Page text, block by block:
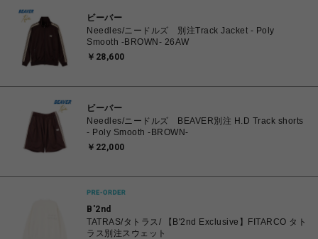
ビーバー
Needles/ニードルズ 別注Track Jacket - Poly
Smooth -BROWN- 26AW
￥28,600
ビーバー
Needles/ニードルズ BEAVER別注 H.D Track shorts
- Poly Smooth -BROWN-
￥22,000
B'2nd
TATRAS/タトラス/ 【B'2nd Exclusive】FITARCO タト
ラス別注スウェット